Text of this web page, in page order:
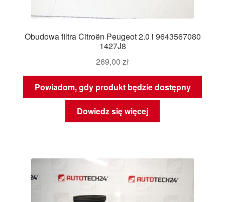
Obudowa filtra Citroën Peugeot 2.0 i 9643567080
1427J8
269,00 zł
Powiadom, gdy produkt będzie dostępny
Dowiedz się więcej